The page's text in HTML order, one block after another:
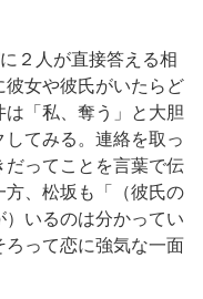
２人が直接答える相
女や彼氏がいたらど
は「私、奪う」と大胆
てみる。連絡を取っ
ってことを言葉で伝
方、松坂も「（彼氏の
いるのは分かってい
って恋に強気な一面